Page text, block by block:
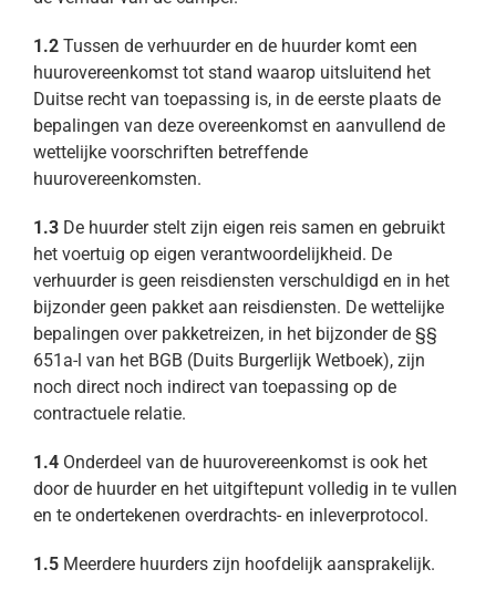
Contact
NL
1.2Tussen de verhuurder en de huurder komt een
huurovereenkomst tot stand waarop uitsluitend het
Duitse recht van toepassing is, in de eerste plaats de
bepalingen van deze overeenkomst en aanvullend de
wettelijke voorschriften betreffende
huurovereenkomsten.
1.3De huurder stelt zijn eigen reis samen en gebruikt
het voertuig op eigen verantwoordelijkheid. De
verhuurder is geen reisdiensten verschuldigd en in het
bijzonder geen pakket aan reisdiensten. De wettelijke
bepalingen over pakketreizen, in het bijzonder de §§
651a-l van het BGB (Duits Burgerlijk Wetboek), zijn
noch direct noch indirect van toepassing op de
contractuele relatie.
1.4Onderdeel van de huurovereenkomst is ook het
door de huurder en het uitgiftepunt volledig in te vullen
en te ondertekenen overdrachts- en inleverprotocol.
1.5Meerdere huurders zijn hoofdelijk aansprakelijk.